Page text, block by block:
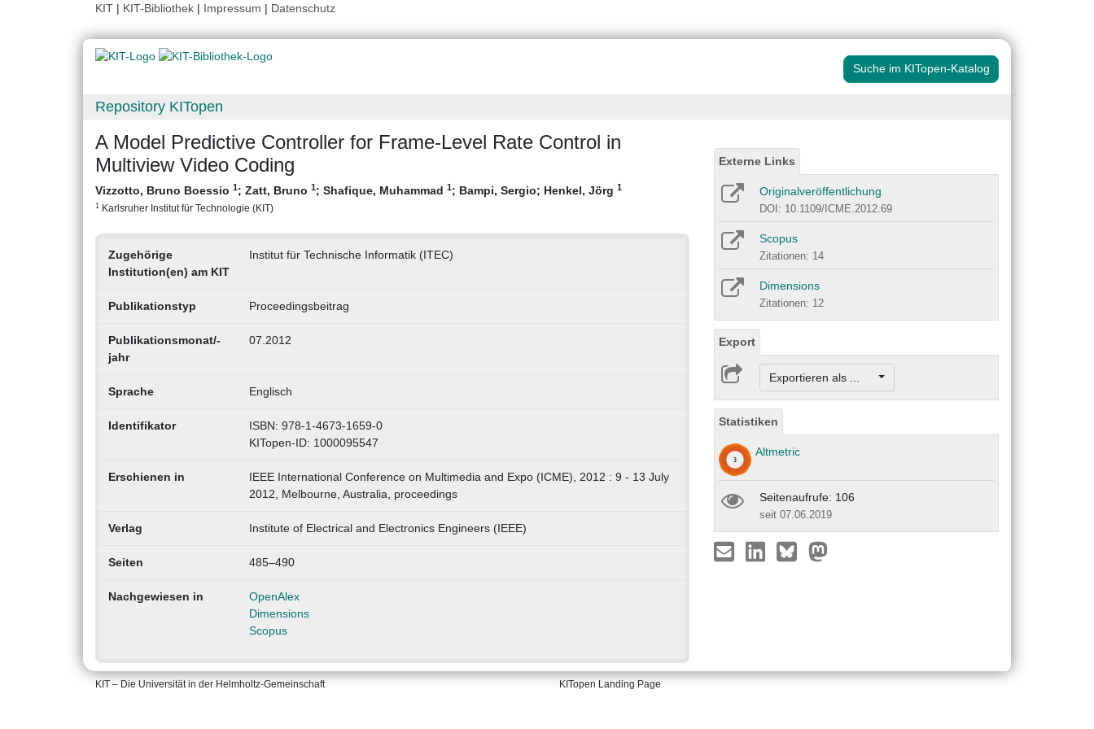
KIT | KIT-Bibliothek | Impressum | Datenschutz
Suche im KITopen-Katalog
Repository KITopen
A Model Predictive Controller for Frame-Level Rate Control in
Multiview Video Coding
Vizzotto, Bruno Boessio 1; Zatt, Bruno 1; Shafique, Muhammad 1; Bampi, Sergio; Henkel, Jörg 1
1 Karlsruher Institut für Technologie (KIT)
Zugehörige
Institution(en) am KIT
Institut für Technische Informatik (ITEC)
Publikationstyp Proceedingsbeitrag
Publikationsmonat/-
jahr
07.2012
Sprache Englisch
Identifikator
ISBN: 978-1-4673-1659-0
KITopen-ID: 1000095547
Erschienen in
IEEE International Conference on Multimedia and Expo (ICME), 2012 : 9 - 13 July
2012, Melbourne, Australia, proceedings
Verlag Institute of Electrical and Electronics Engineers (IEEE)
Seiten 485–490
Nachgewiesen in
OpenAlex
Dimensions
Scopus
Externe Links
Originalveröffentlichung
DOI: 10.1109/ICME.2012.69
Scopus
Zitationen: 14
Dimensions
Zitationen: 12
Export
Exportieren als ...
Statistiken
Altmetric
Seitenaufrufe: 106
seit 07.06.2019
KIT – Die Universität in der Helmholtz-Gemeinschaft KITopen Landing Page